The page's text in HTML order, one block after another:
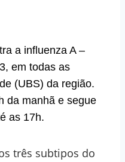
a influenza A –
em todas as
(UBS) da região.
da manhã e segue
as 17h.
três subtipos do